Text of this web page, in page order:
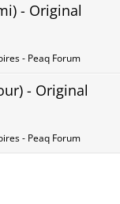
- Original
- Peaq Forum
- Original
- Peaq Forum